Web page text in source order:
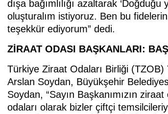
dışa bağımlılığı azaltarak
oluşturalım istiyoruz. Ben bu
teşekkür ediyorum” dedi.
ZİRAAT ODASI BAŞKANLARI:
Türkiye Ziraat Odaları Birliği
Arslan Soydan, Büyükşehir
Soydan, “Sayın Başkanımızın
odaları olarak bizler çiftçi